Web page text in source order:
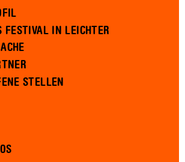
FESTIVAL IN LEICHTER
STELLEN